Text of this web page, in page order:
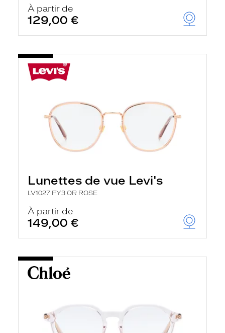
À partir de
129,00 €
Lunettes de vue Levi's
LV1027 PY3 OR ROSE
À partir de
149,00 €